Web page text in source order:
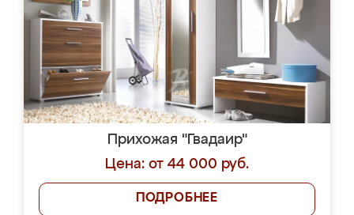
Прихожая "Гвадаир"
Цена: от 44 000 руб.
ПОДРОБНЕЕ